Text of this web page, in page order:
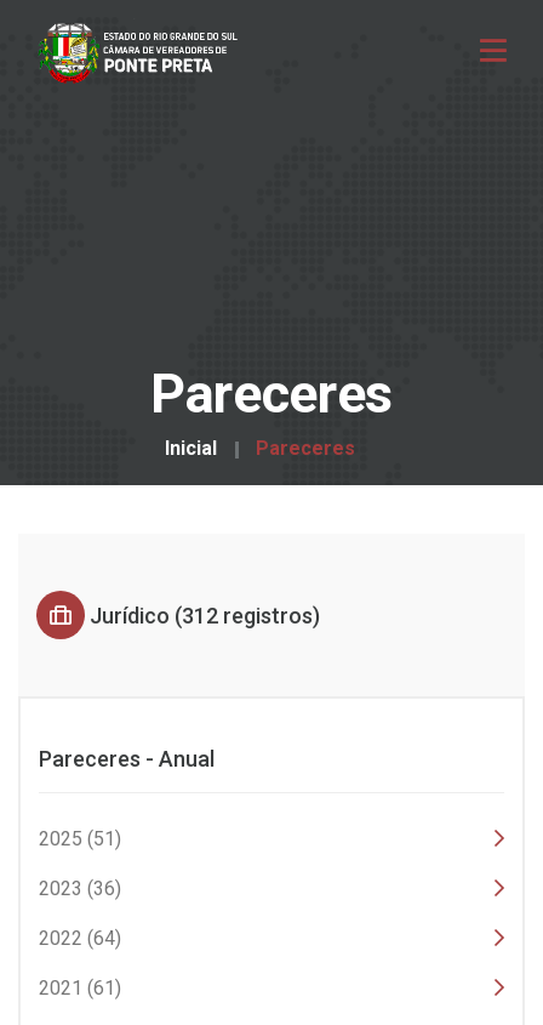
Pareceres
Inicial Pareceres
Jurídico (312 registros)
Pareceres - Anual
2025 (51)
2023 (36)
2022 (64)
2021 (61)